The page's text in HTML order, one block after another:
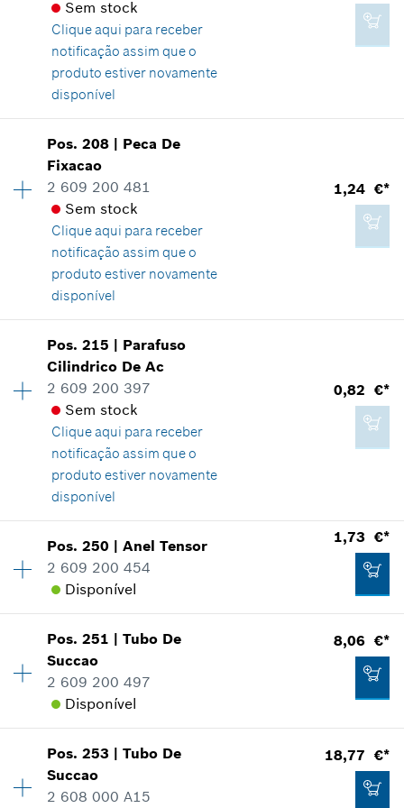
fabricante incluindo IVA
Adicionar ao carrinho das compras
0,82 €*
*Recomendação de preço não vinculativa do
Adicionar ao carrinho das compras
Comprovante de aplicação
Indicar na apresentação
0,82 €*
*Recomendação de preço não vinculativa do
fabricante incluindo IVA
Adicionar ao carrinho das compras
Sem stock
Clique aqui para receber
notificação assim que o
produto estiver novamente
disponível
Disponibilidade 5
Grupo de preço
Informações de peças sobressalentes
Comprovante de aplicação
Indicar na apresentação
0,82 €*
*Recomendação de preço não vinculativa do
fabricante incluindo IVA
Adicionar ao carrinho das compras
Pos.208 | Peca De
Fixacao
2 609 200 481
Sem stock
Clique aqui para receber
notificação assim que o
produto estiver novamente
disponível
1,24 €*
Grupo de preço:11
Informações de peças sobressalentes
Comprovante de aplicação
Indicar na apresentação
1,24 €*
*Recomendação de preço não vinculativa do
fabricante incluindo IVA
Adicionar ao carrinho das compras
Pos.215 | Parafuso
Cilindrico De Ac
2 609 200 397
Sem stock
Clique aqui para receber
notificação assim que o
produto estiver novamente
disponível
0,82 €*
Grupo de preço :10
Informações de peças sobressalentes
0,82 €*
*Recomendação de preço não vinculativa do
fabricante incluindo IVA
Pos.250 |Anel Tensor
2 609 200 454
Disponível
1,73 €*
Disponibilidade 1
Grupo de preço
Informações de peças sobressalentes
Comprovante de aplicação
Indicar na apresentação
Pos.251 |Tubo De
Succao
2 609 200 497
Disponível
8,06 €*
Disponibilidade 1
Grupo de preço
Informações de peças sobressalentes
Pos.253 |Tubo De
Succao
2 608 000 A15
18,77 €*